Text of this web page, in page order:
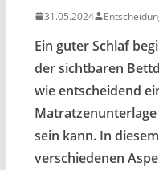
31.05.2024
Ein guter Schlaf
der sichtbaren
wie entscheidend
sein kann. In
verschiedenen